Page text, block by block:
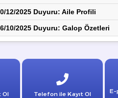
12/2025 Duyuru: Aile Profili
10/2025 Duyuru: Galop Özetleri
Ol Telefon ile Kayıt Ol
E-